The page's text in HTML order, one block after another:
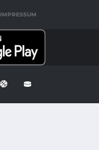
IMPRESSUM